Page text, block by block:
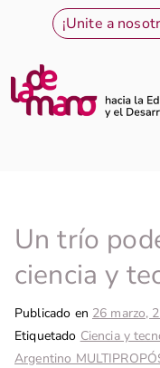
¡Unite a
Un trío
ciencia y
Publicado en 26 marzo,
Etiquetado Ciencia y
Argentino